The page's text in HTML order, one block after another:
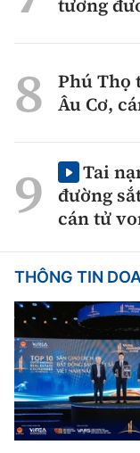
tương
Phú Thọ
Âu Cơ,
Tai
đường
cán tử
THÔNG TIN